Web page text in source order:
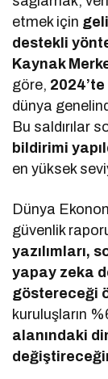
etmek için
destekli
Kaynak
göre,
dünya
Bu saldırılar
bildirimi
en yüksek
Dünya
güvenlik
yazılımları,
yapay zeka
göstereceği
kuruluşların
alanındaki